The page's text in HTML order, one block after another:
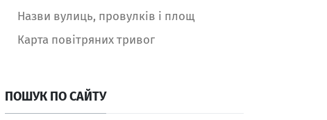
Назви вулиць, провулків і площ
Карта повітряних тривог
ПОШУК ПО САЙТУ